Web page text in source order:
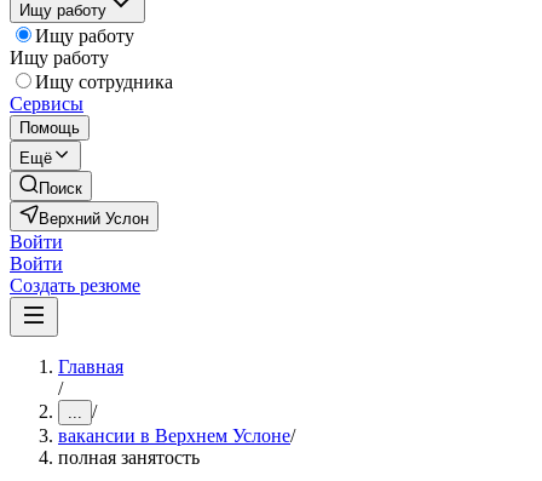
Ищу работу
Ищу работу
Ищу работу
Ищу сотрудника
Сервисы
Помощь
Ещё
Поиск
Верхний Услон
Войти
Войти
Создать резюме
Главная
/
... /
вакансии в Верхнем Услоне/
полная занятость